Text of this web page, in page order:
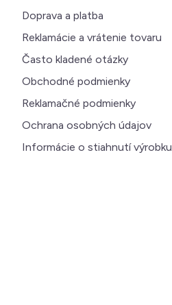
Doprava a platba
Reklamácie a vrátenie tovaru
Často kladené otázky
Obchodné podmienky
Reklamačné podmienky
Ochrana osobných údajov
Informácie o stiahnutí výrobku